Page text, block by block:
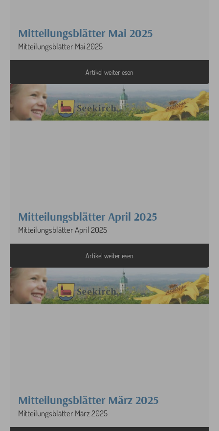
Mitteilungsblätter Mai 2025
Mitteilungsblätter Mai 2025
Artikel weiterlesen
Mitteilungsblätter April 2025
Mitteilungsblätter April 2025
Artikel weiterlesen
Mitteilungsblätter März 2025
Mitteilungsblätter März 2025